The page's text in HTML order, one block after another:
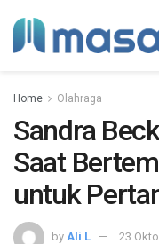
Home Olahraga
Sandra
Saat
untuk
by Ali L 23